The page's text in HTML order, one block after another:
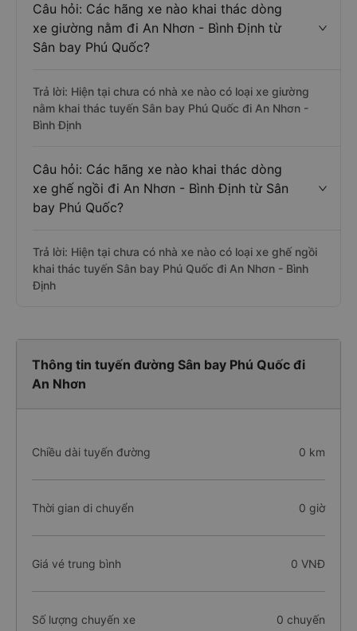
Câu hỏi: Các hãng xe nào khai thác dòng
xe giường nằm đi An Nhơn - Bình Định từ
Sân bay Phú Quốc?
Trả lời: Hiện tại chưa có nhà xe nào có loại xe giường
nằm khai thác tuyến Sân bay Phú Quốc đi An Nhơn -
Bình Định
Câu hỏi: Các hãng xe nào khai thác dòng
xe ghế ngồi đi An Nhơn - Bình Định từ Sân
bay Phú Quốc?
Trả lời: Hiện tại chưa có nhà xe nào có loại xe ghế ngồi
khai thác tuyến Sân bay Phú Quốc đi An Nhơn - Bình
Định
Thông tin tuyến đường Sân bay Phú Quốc đi
An Nhơn
Chiều dài tuyến đường 0 km
Thời gian di chuyển 0 giờ
Giá vé trung bình 0 VNĐ
Số lượng chuyến xe 0 chuyến